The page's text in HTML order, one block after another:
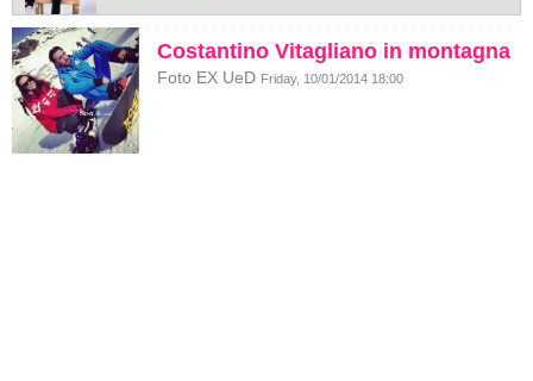
Costantino Vitagliano in montagna
Foto EX UeD Friday, 10/01/2014 18:00